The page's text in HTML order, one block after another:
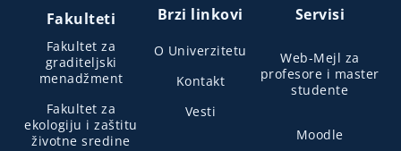
Fakulteti
Fakultet za
graditeljski
menadžment
Fakultet za
ekologiju i zaštitu
životne sredine
Brzi linkovi
O Univerzitetu
Kontakt
Vesti
Servisi
Web-Mejl za
profesore i master
studente
Moodle